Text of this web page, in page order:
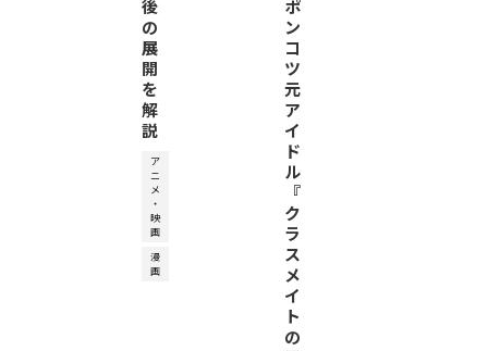
後
の
展
開
を
解
説
ア
ニ
メ
・
映
画
漫
画
ポ
ン
コ
ツ
元
ア
イ
ド
ル
『
ク
ラ
ス
メ
イ
ト
の